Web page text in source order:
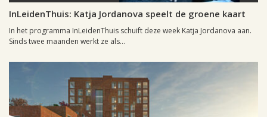
InLeidenThuis: Katja Jordanova speelt de groene kaart
In het programma InLeidenThuis schuift deze week Katja Jordanova aan.
Sinds twee maanden werkt ze als...